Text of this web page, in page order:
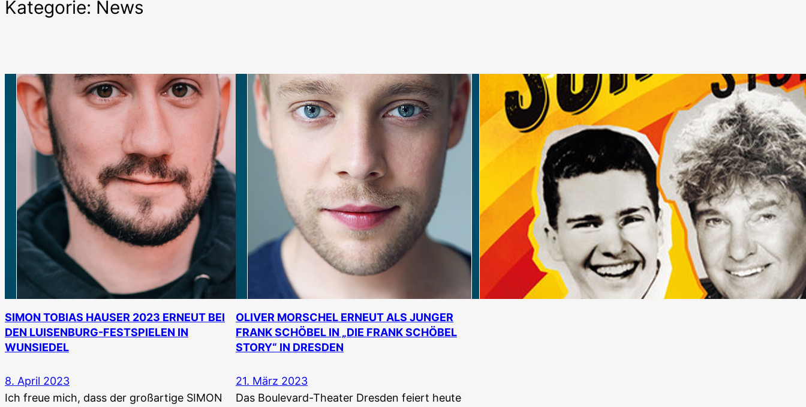
Kategorie: News
SIMON TOBIAS HAUSER 2023 ERNEUT BEI
DEN LUISENBURG-FESTSPIELEN IN
WUNSIEDEL
8. April 2023
Ich freue mich, dass der großartige SIMON
OLIVER MORSCHEL ERNEUT ALS JUNGER
FRANK SCHÖBEL IN „DIE FRANK SCHÖBEL
STORY“ IN DRESDEN
21. März 2023
Das Boulevard-Theater Dresden feiert heute
MARLENE JUBELIUS FEIERT PREMIERE ALS
SARAH IN „TANZ DER VAMPIRE“ IN
STUTTGART
16. März 2023
Die wunderbare MARLENE JUBELIUS
(@marlene_jubelius) feiert heute ihre
Premiere bei TANZ DER VAMPIRE in
Stuttgart. Marlene steht als CROSS SWING
sowie als COVER SARAH auf der Bühne und
wird heute […]